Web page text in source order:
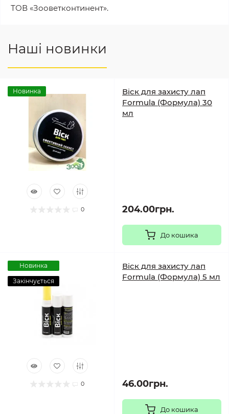
ТОВ «Зооветконтинент».
Наші новинки
Новинка
0
Віск для захисту лап
Formula (Формула) 30
мл
204.00грн.
До кошика
Новинка
Закінчується
0
Віск для захисту лап
Formula (Формула) 5 мл
46.00грн.
До кошика